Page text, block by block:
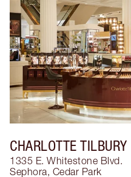
CHARLOTTE TILBURY
1335 E. Whitestone Blvd.
Sephora, Cedar Park